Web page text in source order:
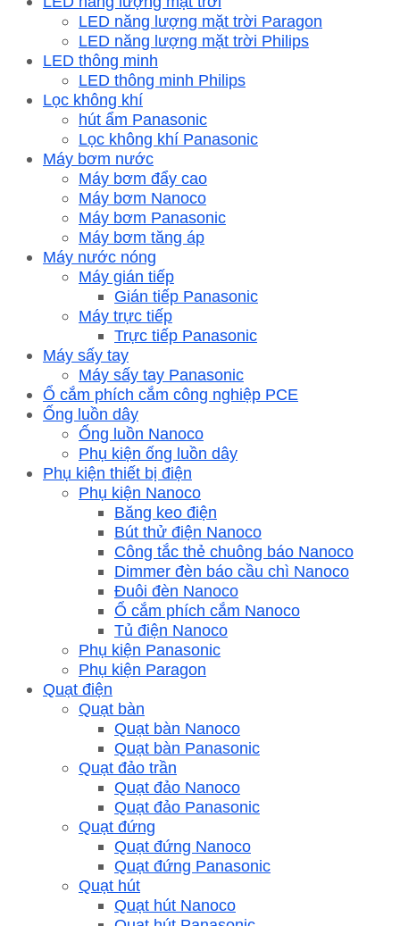
LED năng lượng mặt trời Paragon
LED năng lượng mặt trời Philips
LED thông minh
LED thông minh Philips
Lọc không khí
hút ẩm Panasonic
Lọc không khí Panasonic
Máy bơm nước
Máy bơm đẩy cao
Máy bơm Nanoco
Máy bơm Panasonic
Máy bơm tăng áp
Máy nước nóng
Máy gián tiếp
Gián tiếp Panasonic
Máy trực tiếp
Trực tiếp Panasonic
Máy sấy tay
Máy sấy tay Panasonic
Ổ cắm phích cắm công nghiệp PCE
Ống luồn dây
Ống luồn Nanoco
Phụ kiện ống luồn dây
Phụ kiện thiết bị điện
Phụ kiện Nanoco
Băng keo điện
Bút thử điện Nanoco
Công tắc thẻ chuông báo Nanoco
Dimmer đèn báo cầu chì Nanoco
Đuôi đèn Nanoco
Ổ cắm phích cắm Nanoco
Tủ điện Nanoco
Phụ kiện Panasonic
Phụ kiện Paragon
Quạt điện
Quạt bàn
Quạt bàn Nanoco
Quạt bàn Panasonic
Quạt đảo trần
Quạt đảo Nanoco
Quạt đảo Panasonic
Quạt đứng
Quạt đứng Nanoco
Quạt đứng Panasonic
Quạt hút
Quạt hút Nanoco